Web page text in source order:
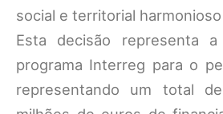
social e territorial
Esta decisão representa
programa Interreg para o
representando um total